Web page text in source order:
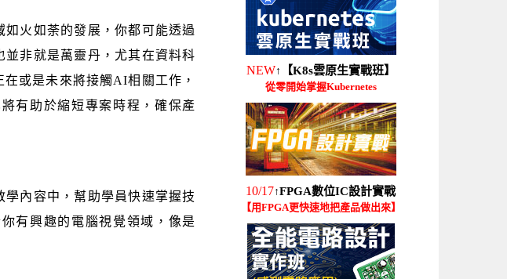
火如荼的發展，你都可能透過
非就是萬靈丹，尤其在資料科
或是未來將接觸AI相關工作，
有助於縮短專案時程，確保產
內容中，幫助學員快速掌握技
有興趣的電腦視覺領域，像是
NEW↑ 【K8s雲原生實戰班】
從零開始掌握Kubernetes
10/17↑FPGA數位IC設計實戰
【用FPGA更快速地把產品做出來】